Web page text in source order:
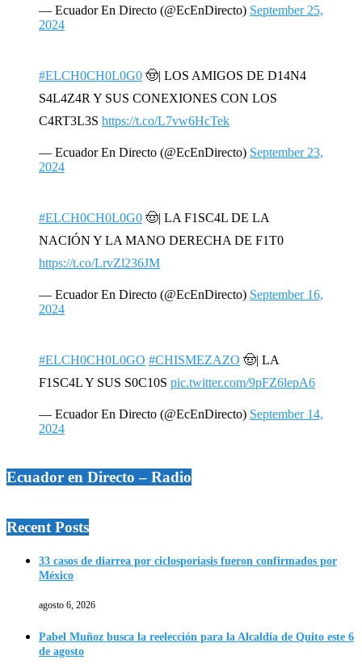
— Ecuador En Directo (@EcEnDirecto) September 25,
2024
#ELCH0CH0L0G0 🤠| LOS AMIGOS DE D14N4
S4L4Z4R Y SUS CONEXIONES CON LOS
C4RT3L3S https://t.co/L7vw6HcTek
— Ecuador En Directo (@EcEnDirecto) September 23,
2024
#ELCH0CH0L0G0 🤠| LA F1SC4L DE LA
NACIÓN Y LA MANO DERECHA DE F1T0
https://t.co/LrvZl236JM
— Ecuador En Directo (@EcEnDirecto) September 16,
2024
#ELCH0CH0L0GO #CHISMEZAZO 🤠| LA
F1SC4L Y SUS S0C10S pic.twitter.com/9pFZ6lepA6
— Ecuador En Directo (@EcEnDirecto) September 14,
2024
Ecuador en Directo – Radio
Recent Posts
33 casos de diarrea por ciclosporiasis fueron confirmados por
México
agosto 6, 2026
Pabel Muñoz busca la reelección para la Alcaldía de Quito este 6
de agosto